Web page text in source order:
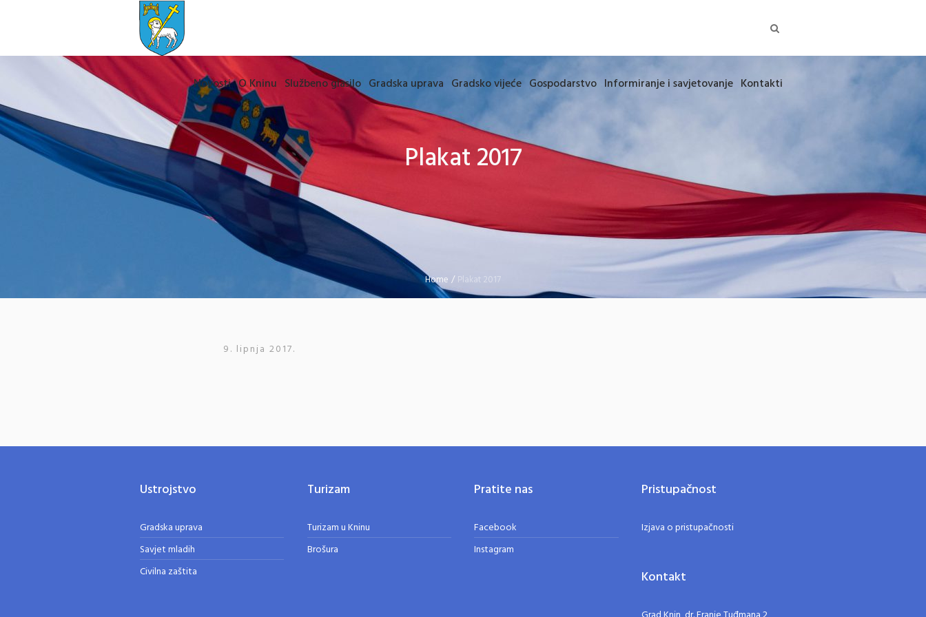
Novosti O Kninu Službeno glasilo Gradska uprava Gradsko vijeće Gospodarstvo Informiranje i savjetovanje Kontakti
Plakat 2017
Home /Plakat 2017
9. lipnja 2017.
Ustrojstvo
Gradska uprava
Savjet mladih
Civilna zaštita
Turizam
Turizam u Kninu
Brošura
Pratite nas
Facebook
Instagram
Pristupačnost
Izjava o pristupačnosti
Kontakt